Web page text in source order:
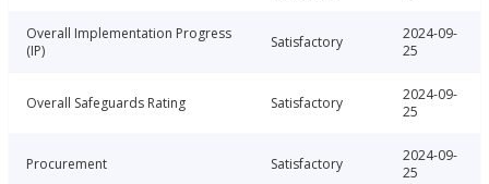
Overall Implementation Progress
(IP)
Satisfactory
2024-09-
25
Overall Safeguards Rating Satisfactory
2024-09-
25
Procurement Satisfactory
2024-09-
25